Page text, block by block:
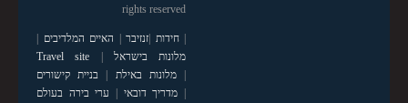
rights reserved
|חידות |זנזיבר | האיים המלדיבים |
מלונות בישראל |
Travel site
|מלונות באילת | בניית קישורים
| מדריך דובאי | ערי בירה בעולם